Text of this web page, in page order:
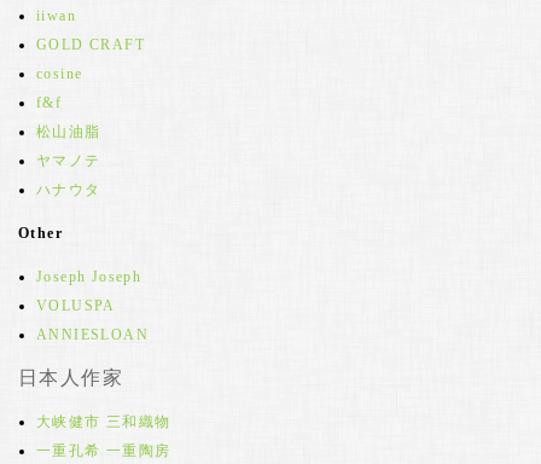
iiwan
GOLD CRAFT
cosine
f&f
松山油脂
ヤマノテ
ハナウタ
Other
Joseph Joseph
VOLUSPA
ANNIESLOAN
日本人作家
大峡健市 三和織物
一重孔希 一重陶房